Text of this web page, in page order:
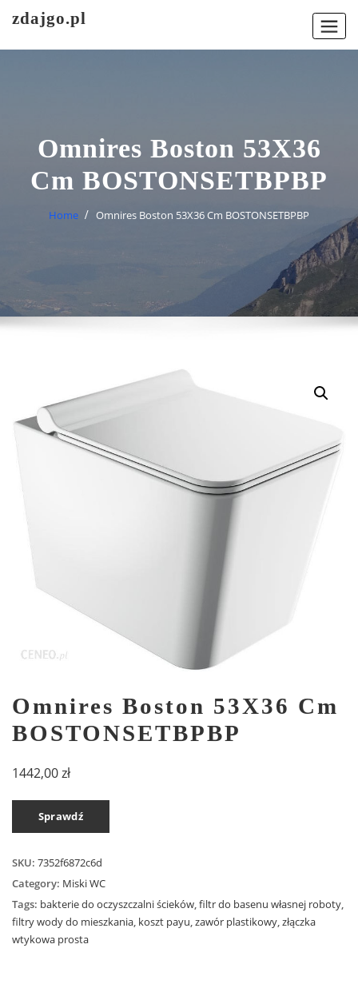
zdajgo.pl
Omnires Boston 53X36
Cm BOSTONSETBPBP
Home Omnires Boston 53X36 Cm BOSTONSETBPBP
Omnires Boston 53X36 Cm
BOSTONSETBPBP
1442,00zł
Sprawdź
SKU: 7352f6872c6d
Category: Miski WC
Tags: bakterie do oczyszczalni ścieków,filtr do basenu własnej roboty,
filtry wody do mieszkania, koszt payu,zawór plastikowy,złączka
wtykowa prosta